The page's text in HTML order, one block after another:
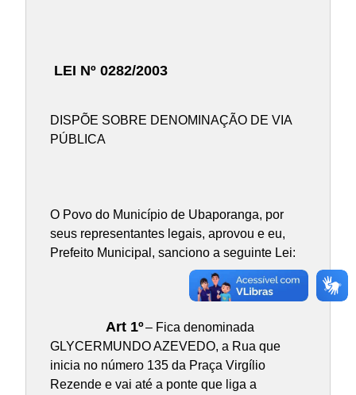
LEI Nº 0282/2003
DISPÕE SOBRE DENOMINAÇÃO DE VIA
PÚBLICA
O Povo do Município de Ubaporanga, por
seus representantes legais, aprovou e eu,
Prefeito Municipal, sanciono a seguinte Lei:
Art 1º– Fica denominada
GLYCERMUNDO AZEVEDO, a Rua que
inicia no número 135 da Praça Virgílio
Rezende e vai até a ponte que liga a